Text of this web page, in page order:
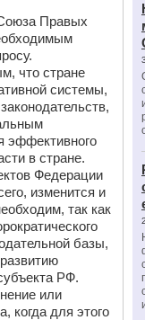
Правых
что стране
системы,
эффективного
в стране.
Федерации
изменится и
так как
базы,
РФ.
или
когда для этого